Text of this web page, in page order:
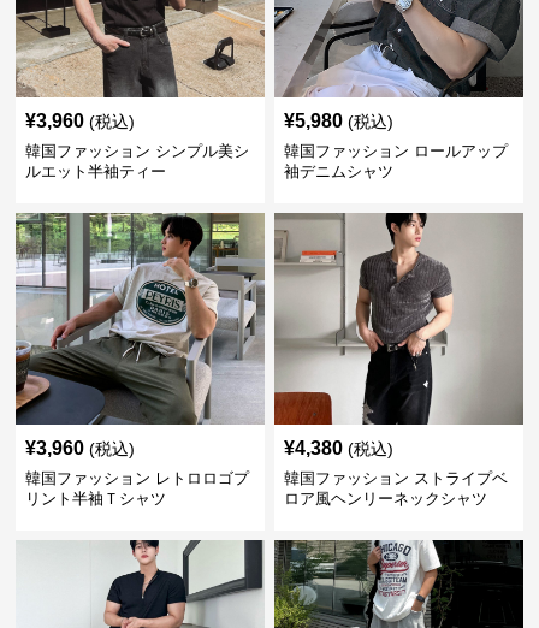
¥3,960 (税込)
韓国ファッション シンプル美シ
ルエット半袖ティー
¥5,980 (税込)
韓国ファッション ロールアップ
袖デニムシャツ
¥3,960 (税込)
韓国ファッション レトロロゴプ
リント半袖Ｔシャツ
¥4,380 (税込)
韓国ファッション ストライプベ
ロア風ヘンリーネックシャツ